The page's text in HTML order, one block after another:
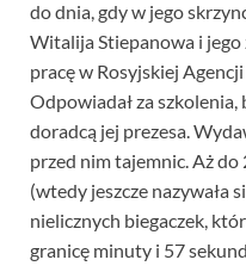
do dnia, gdy w jego
Witalija Stiepanowa i
pracę w Rosyjskiej
Odpowiadał za
doradcą jej prezesa.
przed nim tajemnic. Aż do
(wtedy jeszcze nazywała
nielicznych biegaczek,
granicę minuty i 57